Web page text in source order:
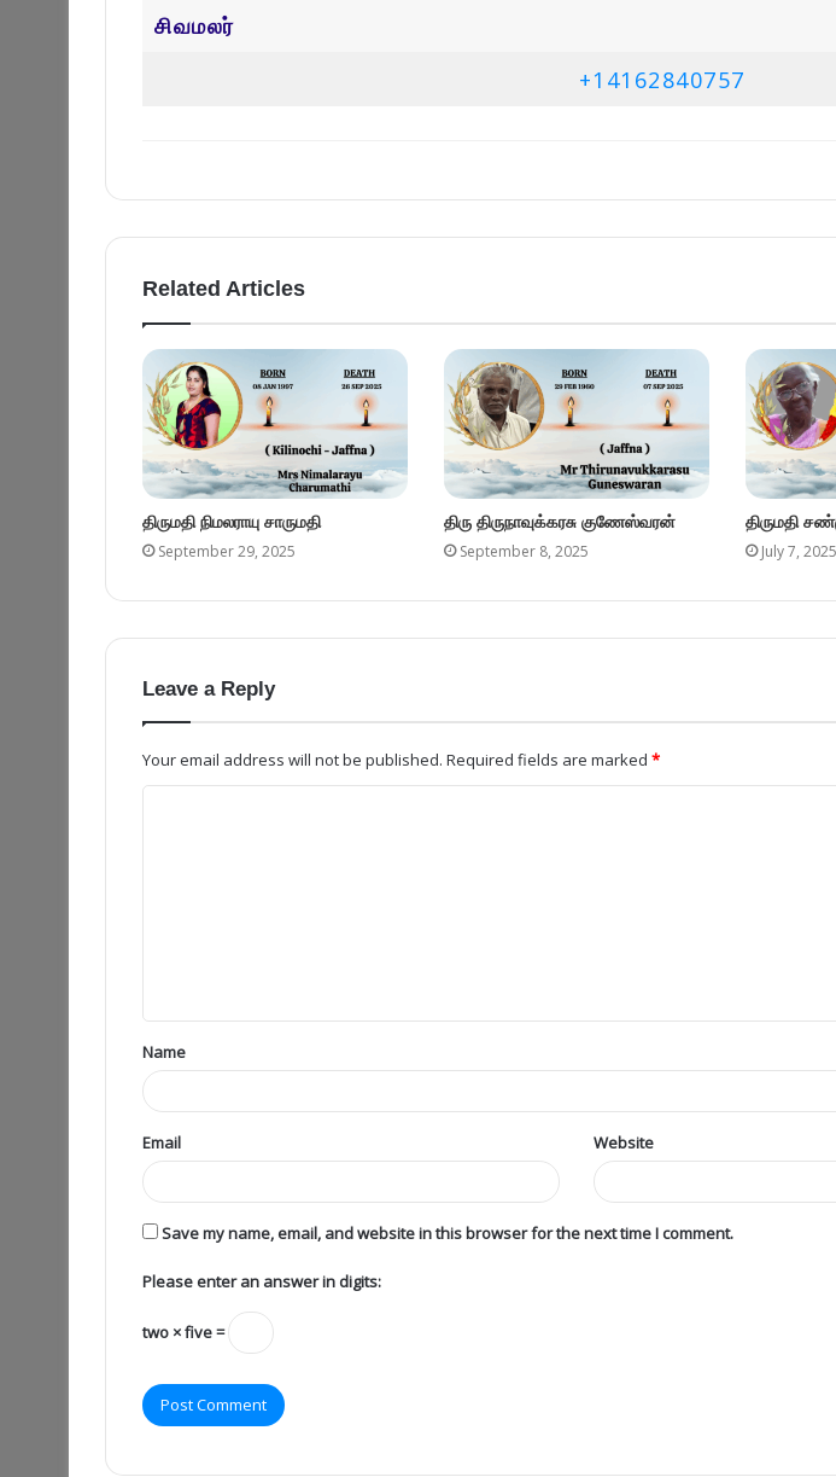
சிவமலர்
+14162840757
Related Articles
திருமதி நிமலராயு சாருமதி
September 29, 2025
திரு திருநாவுக்கரசு குணேஸ்வரன்
September 8, 2025
திருமதி
July 7, 2025
Leave a Reply
Your email address will not be published. Required fields are marked *
Name
Email Website
Save my name, email, and website in this browser for the next time I comment.
Please enter an answer in digits:
two × five =